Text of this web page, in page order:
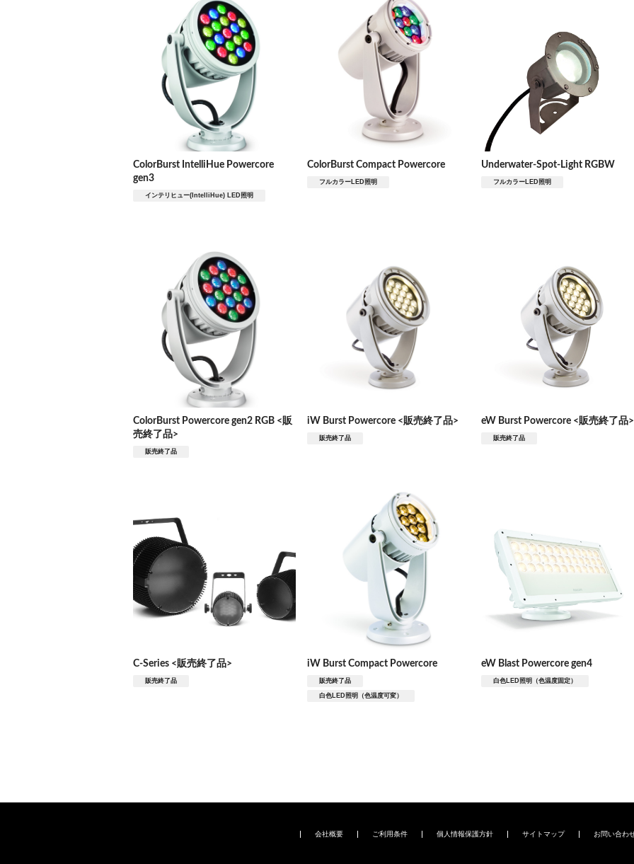
ファサード 水のある景色
ColorBurst IntelliHue Powercore
gen3
インテリヒュー(IntelliHue) LED照明
ColorBurst Compact Powercore
フルカラーLED照明
Underwater-Spot-Light RGBW
フルカラーLED照明
ColorBurst Powercore gen2 RGB <販
売終了品>
販売終了品
iW Burst Powercore <販売終了品>
販売終了品
eW Burst Powercore <販売終了品>
販売終了品
C-Series <販売終了品>
販売終了品
iW Burst Compact Powercore
販売終了品
白色LED照明（色温度可変）
eW Blast Powercore gen4
白色LED照明（色温度固定）
会社概要 ご利用条件 個人情報保護方針 サイトマップ お問い合わ